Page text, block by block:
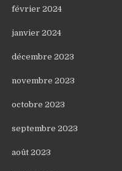
février 2024
janvier 2024
décembre 2023
novembre 2023
octobre 2023
septembre 2023
août 2023